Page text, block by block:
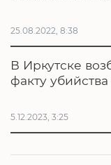
25.08.2022, 8:38
В Иркутске
факту
5.12.2023, 3:25